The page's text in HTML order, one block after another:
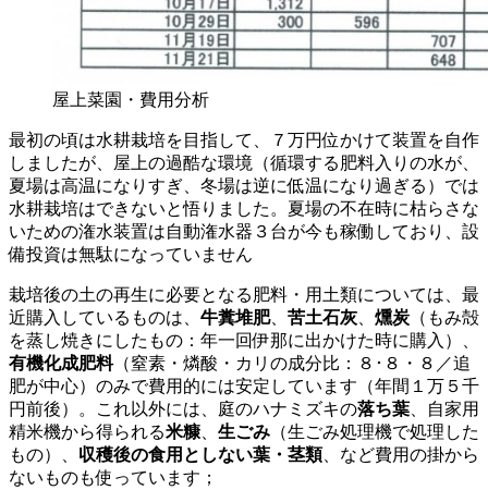
屋上菜園・費用分析
最初の頃は水耕栽培を目指して、７万円位かけて装置を自作
しましたが、屋上の過酷な環境（循環する肥料入りの水が、
夏場は高温になりすぎ、冬場は逆に低温になり過ぎる）では
水耕栽培はできないと悟りました。夏場の不在時に枯らさな
いための潅水装置は自動潅水器３台が今も稼働しており、設
備投資は無駄になっていません
栽培後の土の再生に必要となる肥料・用土類については、最
近購入しているものは、 牛糞堆肥、 苦土石灰 燻炭 （もみ殻
を蒸し焼きにしたもの：年一回伊那に出かけた時に購入）、
有機化成肥料（窒素・燐酸・カリの成分比：８･８・８／追
肥が中心）のみで費用的には安定しています（年間１万５千
円前後）。これ以外には、庭のハナミズキの落ち葉 、自家用
精米機から得られる米糠 生ごみ （生ごみ処理機で処理した
もの）、 収穫後の食用としない葉・茎類、など費用の掛から
ないものも使っています；